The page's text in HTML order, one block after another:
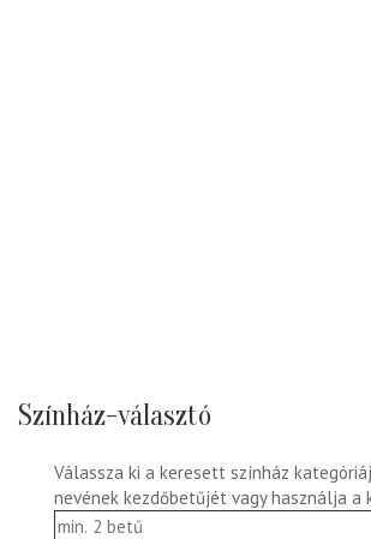
Színház-választó
Válassza ki a keresett színház
nevének kezdőbetűjét vagy használja a